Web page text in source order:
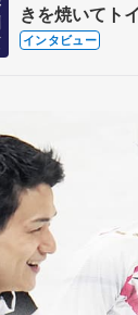
きを焼いてト
も通用すると
インタビュー